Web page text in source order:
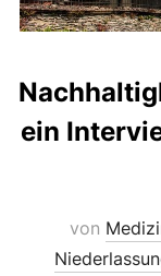
ein
von